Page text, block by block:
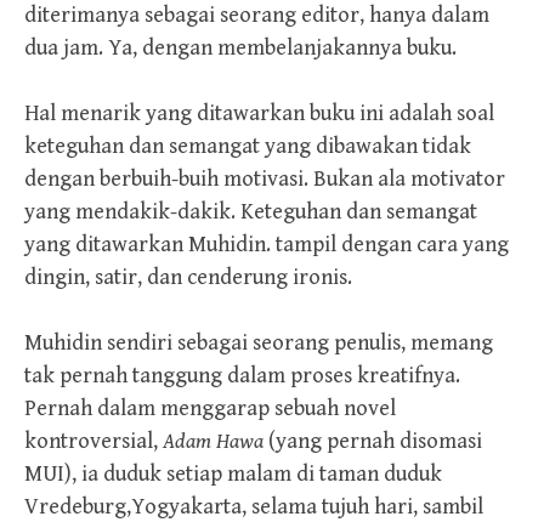
diterimanya sebagai seorang editor, hanya dalam
dua jam. Ya, dengan membelanjakannya buku.
Hal menarik yang ditawarkan buku ini adalah soal
keteguhan dan semangat yang dibawakan tidak
dengan berbuih-buih motivasi. Bukan ala motivator
yang mendakik-dakik. Keteguhan dan semangat
yang ditawarkan Muhidin. tampil dengan cara yang
dingin, satir, dan cenderung ironis.
Muhidin sendiri sebagai seorang penulis, memang
tak pernah tanggung dalam proses kreatifnya.
Pernah dalam menggarap sebuah novel
kontroversial,Adam Hawa (yang pernah disomasi
MUI), ia duduk setiap malam di taman duduk
Vredeburg,Yogyakarta, selama tujuh hari, sambil